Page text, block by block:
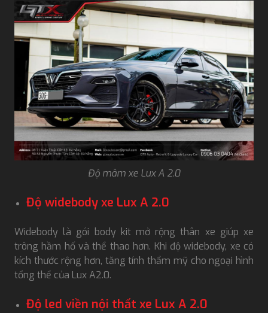
Độ mâm xe Lux A 2.0
Độ widebody xe Lux A 2.0
Widebody là gói body kit mở rộng thân xe giúp xe
trông hầm hố và thể thao hơn. Khi độ widebody, xe có
kích thước rộng hơn, tăng tính thẩm mỹ cho ngoại hình
tổng thể của Lux A2.0.
Độ led viền nội thất xe Lux A 2.0